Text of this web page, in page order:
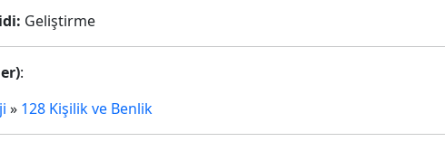
Geliştirme
:
» 128 Kişilik ve Benlik